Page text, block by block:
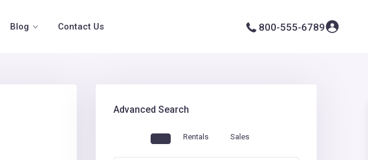
Blog Contact Us 800-555-6789
Advanced Search
Rentals Sales